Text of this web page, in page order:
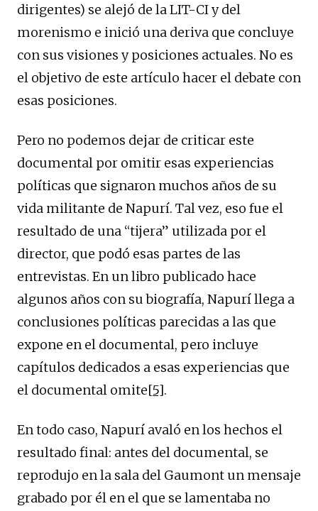
dirigentes) se alejó de la LIT-CI y del
morenismo e inició una deriva que concluye
con sus visiones y posiciones actuales. No es
el objetivo de este artículo hacer el debate con
esas posiciones.
Pero no podemos dejar de criticar este
documental por omitir esas experiencias
políticas que signaron muchos años de su
vida militante de Napurí. Tal vez, eso fue el
resultado de una “tijera” utilizada por el
director, que podó esas partes de las
entrevistas. En un libro publicado hace
algunos años con su biografía, Napurí llega a
conclusiones políticas parecidas a las que
expone en el documental, pero incluye
capítulos dedicados a esas experiencias que
el documental omite[5].
En todo caso, Napurí avaló en los hechos el
resultado final: antes del documental, se
reprodujo en la sala del Gaumont un mensaje
grabado por él en el que se lamentaba no